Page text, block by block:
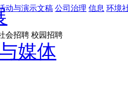
动与演示文稿 公司治理 信息 环境
会招聘 校园招聘
媒体